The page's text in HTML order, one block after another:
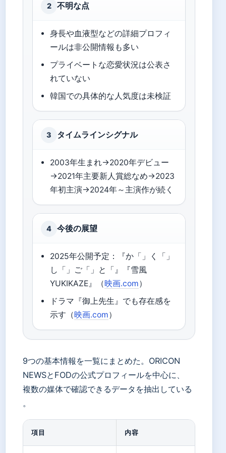
2 不明な点
身長や血液型などの詳細プロフィ
ールは非公開情報も多い
プライベートな恋愛状況は公表さ
れていない
韓国での具体的な人気度は未検証
3 タイムラインシグナル
2003年生まれ→2020年デビュー
→2021年主要新人賞総なめ→2023
年初主演→2024年～主演作が続く
4 今後の展望
2025年公開予定：『か「」く「」
し「」ご「」と「』『雪風
YUKIKAZE』（映画.com）
ドラマ『御上先生』でも存在感を
示す（映画.com）
9つの基本情報を一覧にまとめた。ORICON
NEWSとFODの公式プロフィールを中心に、
複数の媒体で確認できるデータを抽出している
。
項目 内容